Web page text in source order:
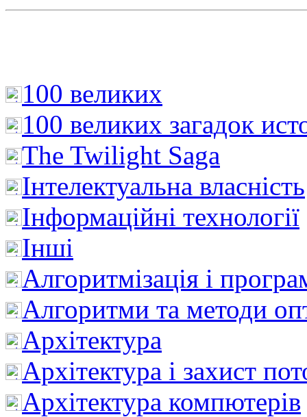
100 великих
100 великих загадок
The Twilight Saga
Інтелектуальна влaсність
Інформаційні технології
Інші
Алгоритмізація і
Алгоритми та методи
Архітектура
Архітектура і захист
Архітектура компютерів